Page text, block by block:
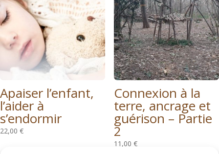
Apaiser l’enfant,
l’aider à
s’endormir
22,00 €
Connexion à la
terre, ancrage et
guérison – Partie
2
11,00 €